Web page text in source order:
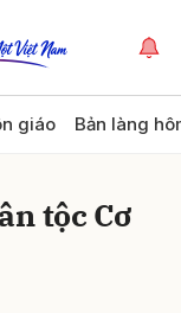
giáo Bản làng
tộc Cơ